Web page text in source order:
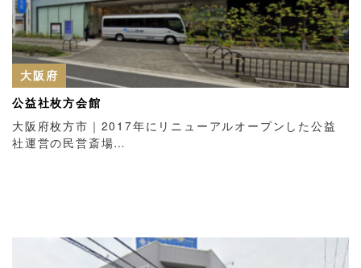
大阪府
公益社枚方会館
大阪府枚方市｜2017年にリニューアルオープンした公益
社運営の民営斎場…